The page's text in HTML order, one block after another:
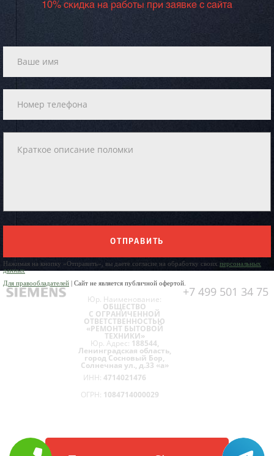
10% скидка на работы при заявке с сайта
ОТПРАВИТЬ
Нажимая на кнопку «Отправить», вы даете согласие на обработку своих персональных
данных
Для правообладателей | Сайт не является публичной офертой.
+7 499 501 34 75
Юр. Наименование:
ОБЩЕСТВО
С ОГРАНИЧЕННОЙ
ОТВЕТСТВЕННОСТЬЮ
«РЕМОНТ БЫТОВОЙ
ТЕХНИКИ»
Юр. Адрес: 188544,
Ленинградская область,
город Сосновый Бор,
Солнечная ул., д.33 «а»
ИНН: 4714021476
ОГРН: 1084714000029